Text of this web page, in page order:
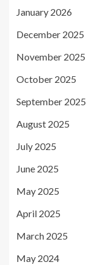
January 2026
December 2025
November 2025
October 2025
September 2025
August 2025
July 2025
June 2025
May 2025
April 2025
March 2025
May 2024